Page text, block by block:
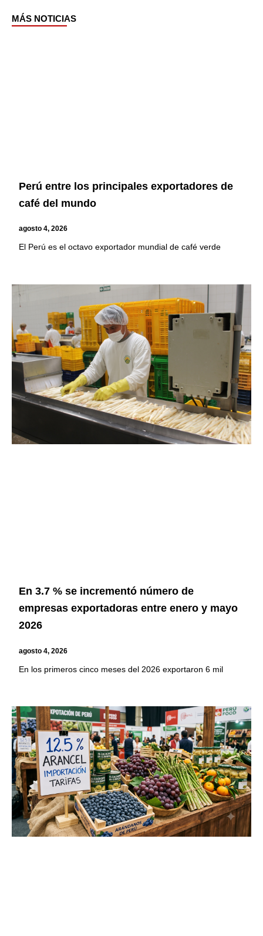
MÁS NOTICIAS
Perú entre los principales exportadores de
café del mundo
agosto 4, 2026
El Perú es el octavo exportador mundial de café verde
En 3.7 % se incrementó número de
empresas exportadoras entre enero y mayo
2026
agosto 4, 2026
En los primeros cinco meses del 2026 exportaron 6 mil